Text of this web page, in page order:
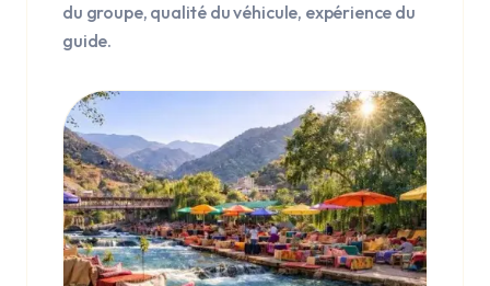
du groupe, qualité du véhicule, expérience du
guide.